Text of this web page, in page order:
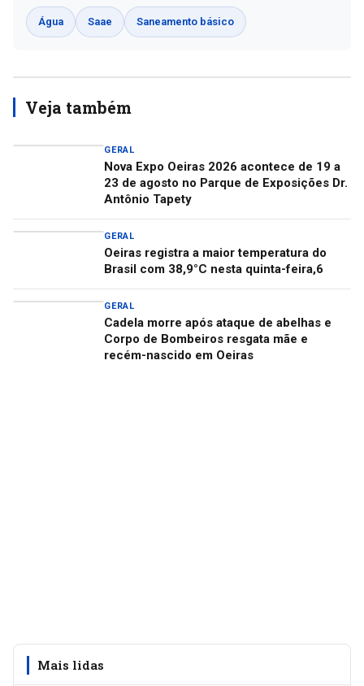
Água Saae Saneamento básico
Veja também
GERAL
Nova Expo Oeiras 2026 acontece de 19 a
23 de agosto no Parque de Exposições Dr.
Antônio Tapety
GERAL
Oeiras registra a maior temperatura do
Brasil com 38,9°C nesta quinta-feira,6
GERAL
Cadela morre após ataque de abelhas e
Corpo de Bombeiros resgata mãe e
recém-nascido em Oeiras
Mais lidas